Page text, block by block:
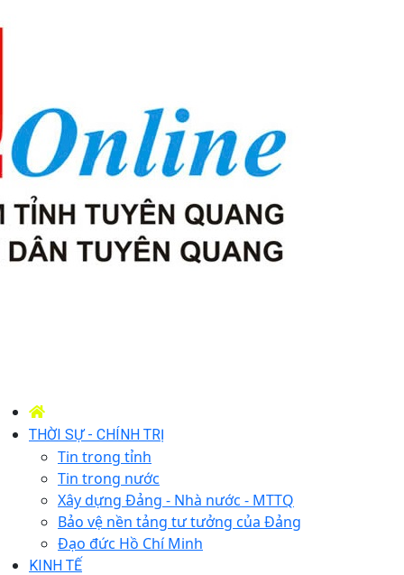
THỜI SỰ - CHÍNH TRỊ
Tin trong tỉnh
Tin trong nước
Xây dựng Đảng - Nhà nước - MTTQ
Bảo vệ nền tảng tư tưởng của Đảng
Đạo đức Hồ Chí Minh
KINH TẾ